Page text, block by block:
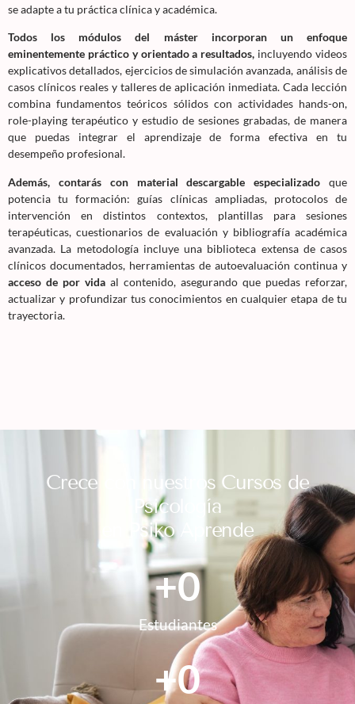
se adapte a tu práctica clínica y académica.
Todos los módulos del máster incorporan un enfoque
eminentemente práctico y orientado a resultados, incluyendo videos
explicativos detallados, ejercicios de simulación avanzada, análisis de
casos clínicos reales y talleres de aplicación inmediata. Cada lección
combina fundamentos teóricos sólidos con actividades hands-on,
role-playing terapéutico y estudio de sesiones grabadas, de manera
que puedas integrar el aprendizaje de forma efectiva en tu
desempeño profesional.
Además, contarás con material descargable especializado que
potencia tu formación: guías clínicas ampliadas, protocolos de
intervención en distintos contextos, plantillas para sesiones
terapéuticas, cuestionarios de evaluación y bibliografía académica
avanzada. La metodología incluye una biblioteca extensa de casos
clínicos documentados, herramientas de autoevaluación continua y
acceso de por vida al contenido, asegurando que puedas reforzar,
actualizar y profundizar tus conocimientos en cualquier etapa de tu
trayectoria.
Crece con nuestros Cursos de
Psicología
en Psiko Aprende
Estudiantes
+0
+0